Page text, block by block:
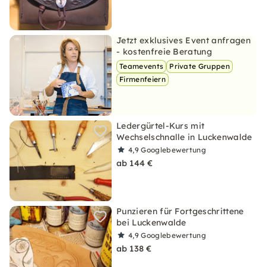
Jetzt exklusives Event anfragen
- kostenfreie Beratung
Teamevents
Private Gruppen
Firmenfeiern
Ledergürtel-Kurs mit
Wechselschnalle in Luckenwalde
4,9Googlebewertung
ab 144 €
Punzieren für Fortgeschrittene
bei Luckenwalde
4,9Googlebewertung
ab 138 €